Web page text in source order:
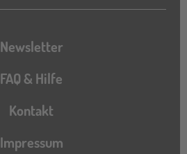
Newsletter
FAQ & Hilfe
Kontakt
Impressum